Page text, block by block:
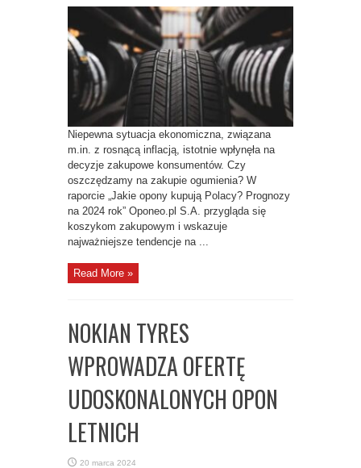
będą
oszczędzać
oponach?
Niepewna sytuacja ekonomiczna, związana
m.in. z rosnącą inflacją, istotnie wpłynęła na
decyzje zakupowe konsumentów. Czy
oszczędzamy na zakupie ogumienia? W
raporcie „Jakie opony kupują Polacy? Prognozy
na 2024 rok” Oponeo.pl S.A. przygląda się
koszykom zakupowym i wskazuje
najważniejsze tendencje na ...
Read More »
NOKIAN TYRES
WPROWADZA OFERTĘ
UDOSKONALONYCH OPON
LETNICH
20 marca 2024